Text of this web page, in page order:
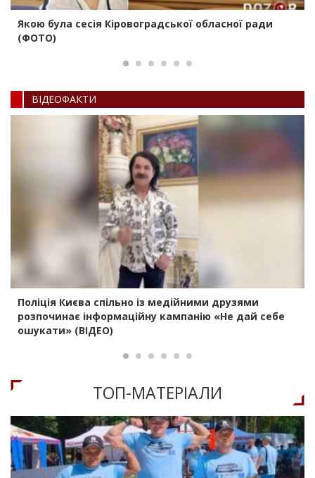
Якою була сесія Кіровоградської обласної ради
(ФОТО)
ВIДЕОФАКТИ
Поліція Києва спільно із медійними друзями
розпочинає інформаційну кампанію «Не дай себе
ошукати» (ВІДЕО)
ТОП-МАТЕРIАЛИ